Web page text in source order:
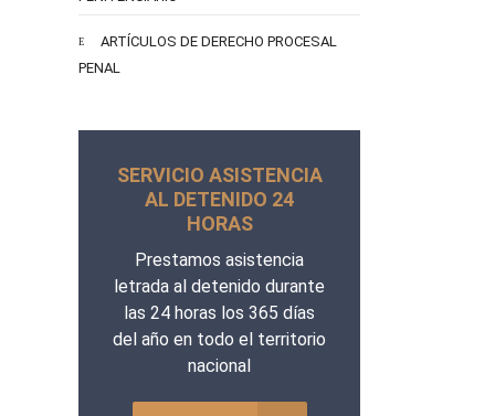
ARTÍCULOS DE DERECHO PROCESAL
PENAL
SERVICIO ASISTENCIA
AL DETENIDO 24
HORAS
Prestamos asistencia
letrada al detenido durante
las 24 horas los 365 días
del año en todo el territorio
nacional